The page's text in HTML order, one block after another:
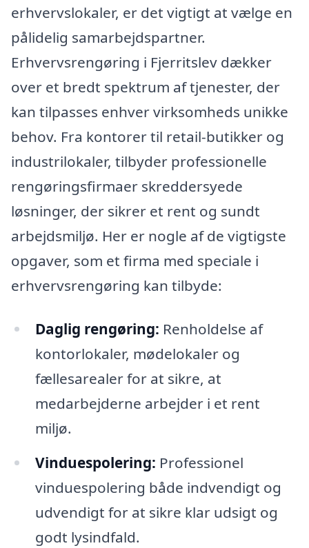
erhvervslokaler, er det vigtigt at vælge en
pålidelig samarbejdspartner.
Erhvervsrengøring i Fjerritslev dækker
over et bredt spektrum af tjenester, der
kan tilpasses enhver virksomheds unikke
behov. Fra kontorer til retail-butikker og
industrilokaler, tilbyder professionelle
rengøringsfirmaer skreddersyede
løsninger, der sikrer et rent og sundt
arbejdsmiljø. Her er nogle af de vigtigste
opgaver, som et firma med speciale i
erhvervsrengøring kan tilbyde:
Daglig rengøring: Renholdelse af
kontorlokaler, mødelokaler og
fællesarealer for at sikre, at
medarbejderne arbejder i et rent
miljø.
Vinduespolering: Professionel
vinduespolering både indvendigt og
udvendigt for at sikre klar udsigt og
godt lysindfald.